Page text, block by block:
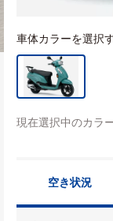
車体カラーを選択
現在選択中のカラ
空き状況